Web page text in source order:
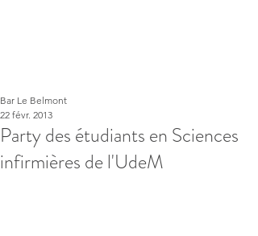
Party des étudiants en Sciences
infirmières de l'UdeM
Bar Le Belmont
22 févr. 2013